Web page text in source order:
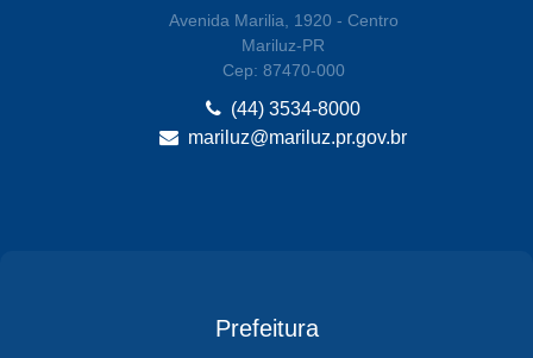
Avenida Marilia, 1920 - Centro
Mariluz-PR
Cep: 87470-000
(44) 3534-8000
mariluz@mariluz.pr.gov.br
Prefeitura